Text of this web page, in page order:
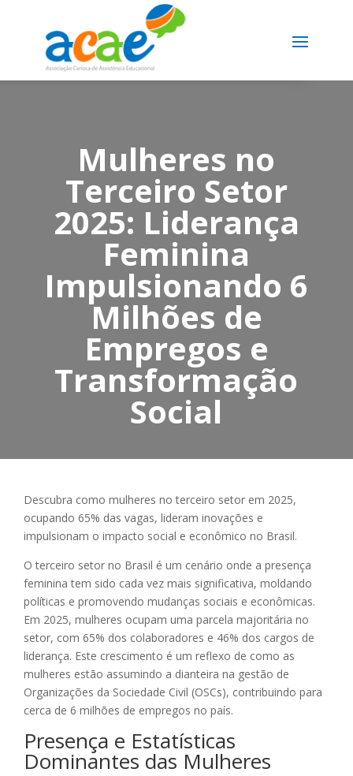
Mulheres no
Terceiro Setor
2025: Liderança
Feminina
Impulsionando 6
Milhões de
Empregos e
Transformação
Social
Descubra como mulheres no terceiro setor em 2025,
ocupando 65% das vagas, lideram inovações e
impulsionam o impacto social e econômico no Brasil.
O terceiro setor no Brasil é um cenário onde a presença
feminina tem sido cada vez mais significativa, moldando
políticas e promovendo mudanças sociais e econômicas.
Em 2025, mulheres ocupam uma parcela majoritária no
setor, com 65% dos colaboradores e 46% dos cargos de
liderança. Este crescimento é um reflexo de como as
mulheres estão assumindo a dianteira na gestão de
Organizações da Sociedade Civil (OSCs), contribuindo para
cerca de 6 milhões de empregos no país.
Presença e Estatísticas
Dominantes das Mulheres